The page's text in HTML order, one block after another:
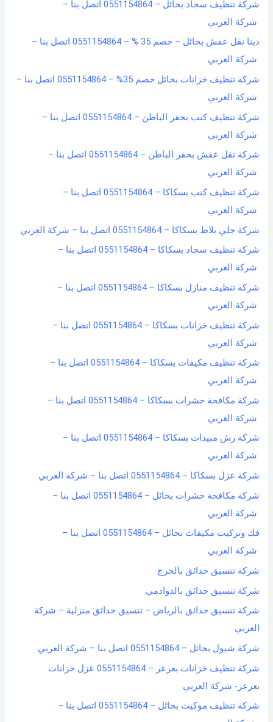
شركة تنظيف سجاد بحائل – 0551154864 اتصل بنا –
شركة العربي
دينا نقل عفش بحائل – خصم 35 % – 0551154864 اتصل بنا –
شركة العربي
شركة تنظيف خزانات بحائل خصم 35% – 0551154864 اتصل بنا –
شركة العربي
شركة تنظيف كنب بحفر الباطن – 0551154864 اتصل بنا –
شركة العربي
شركة نقل عفش بحفر الباطن – 0551154864 اتصل بنا –
شركة العربي
شركة تنظيف كنب بسكاكا – 0551154864 اتصل بنا –
شركة العربي
شركة جلي بلاط بسكاكا – 0551154864 اتصل بنا – شركة العربي
شركة تنظيف سجاد بسكاكا – 0551154864 اتصل بنا –
شركة العربي
شركة تنظيف منازل بسكاكا – 0551154864 اتصل بنا –
شركة العربي
شركة تنظيف خزانات بسكاكا – 0551154864 اتصل بنا –
شركة العربي
شركة تنظيف مكيفات بسكاكا – 0551154864 اتصل بنا –
شركة العربي
شركة مكافحة حشرات بسكاكا – 0551154864 اتصل بنا –
شركة العربي
شركة رش مبيدات بسكاكا – 0551154864 اتصل بنا –
شركة العربي
شركة عزل بسكاكا – 0551154864 اتصل بنا – شركة العربي
شركة مكافحة حشرات بحائل – 0551154864 اتصل بنا –
شركة العربي
فك وتركيب مكيفات بحائل – 0551154864 اتصل بنا –
شركة العربي
شركة تنسيق حدائق بالخرج
شركة تنسيق حدائق بالدوادمي
شركة تنسيق حدائق بالرياض – تنسيق حدائق منزلية – شركة
العربي
شركة شيول بحائل – 0551154864 اتصل بنا – شركة العربي
شركة تنظيف خزانات بعرعر – 0551154864 عزل خزانات
بعرعر- شركة العربي
شركة تنظيف موكيت بحائل – 0551154864 اتصل بنا –